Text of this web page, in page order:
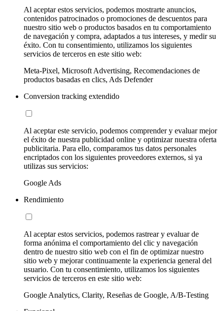
Al aceptar estos servicios, podemos mostrarte anuncios,
contenidos patrocinados o promociones de descuentos para
nuestro sitio web o productos basados en tu comportamiento
de navegación y compra, adaptados a tus intereses, y medir su
éxito. Con tu consentimiento, utilizamos los siguientes
servicios de terceros en este sitio web:
Meta-Pixel, Microsoft Advertising, Recomendaciones de
productos basadas en clics, Ads Defender
Conversion tracking extendido
Al aceptar este servicio, podemos comprender y evaluar mejor
el éxito de nuestra publicidad online y optimizar nuestra oferta
publicitaria. Para ello, comparamos tus datos personales
encriptados con los siguientes proveedores externos, si ya
utilizas sus servicios:
Google Ads
Rendimiento
Al aceptar estos servicios, podemos rastrear y evaluar de
forma anónima el comportamiento del clic y navegación
dentro de nuestro sitio web con el fin de optimizar nuestro
sitio web y mejorar continuamente la experiencia general del
usuario. Con tu consentimiento, utilizamos los siguientes
servicios de terceros en este sitio web:
Google Analytics, Clarity, Reseñas de Google, A/B-Testing